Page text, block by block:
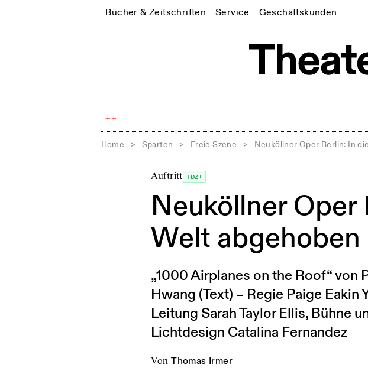
Bücher & Zeitschriften Service Geschäftskunden
++
Home > Sparten > Freie Szene > Neuköllner Oper Berlin: In
Auftritt TDZ+
Neuköllner Oper
Welt abgehoben
„1000 Airplanes on the Roof“
Hwang (Text) – Regie Paige
Leitung Sarah Taylor Ellis, Bühne
Lichtdesign Catalina Fernandez
von Thomas Irmer